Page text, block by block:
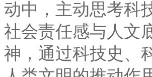
动中，主动思考科
社会责任感与人文
神，通过科技史、